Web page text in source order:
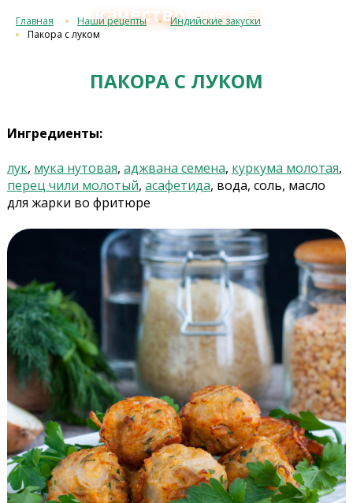
качествос 1993 г.≡
Главная Наши рецепты
Индийские закуски
Пакора с луком
ПАКОРА С ЛУКОМ
Ингредиенты:
лук, мука нутовая, аджвана семена, куркума молотая,
перец чили молотый, асафетида, вода, соль, масло
для жарки во фритюре